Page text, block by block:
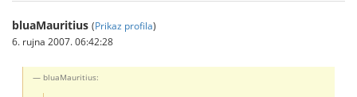
bluaMauritius (Prikaz profila)
6. rujna 2007. 06:42:28
bluaMauritius: